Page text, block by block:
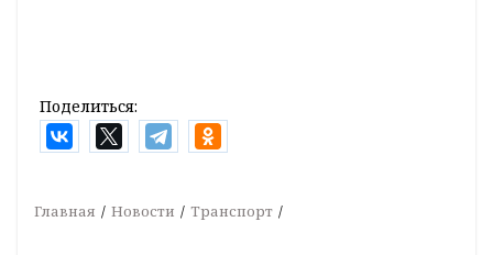
Поделиться:
Главная Новости Транспорт